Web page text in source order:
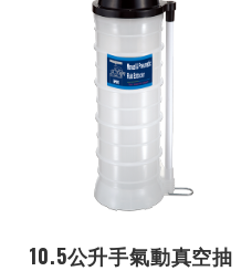
10.5公升手氣動真空抽